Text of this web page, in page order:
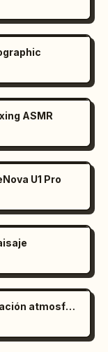
ASMR
U1 Pro
Infografía educativa sobre la circulación atmosférica